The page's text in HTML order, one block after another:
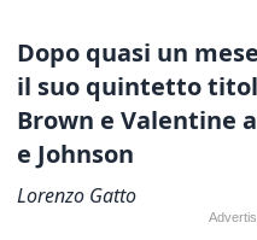
Dopo quasi un
il suo quintetto
Brown e Valentine
e Johnson
Lorenzo Gatto